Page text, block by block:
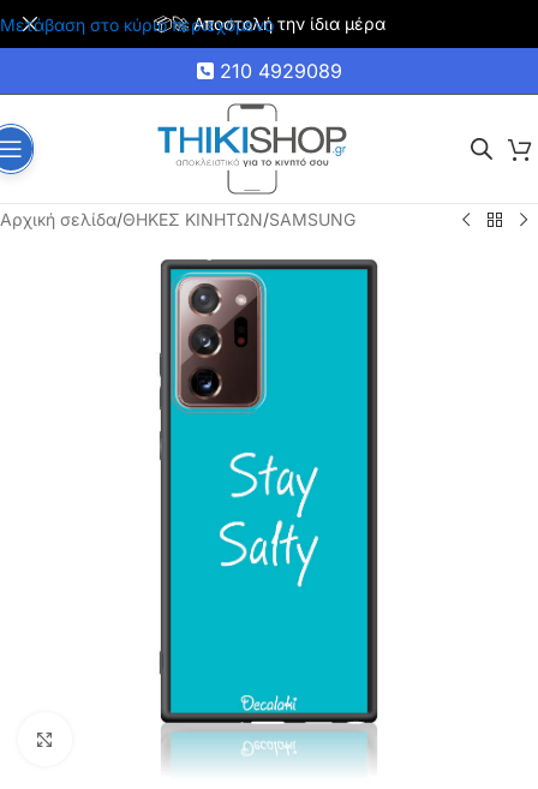
Μετάβαση στο κύριο περιεχόμενο
📦🚀 Αποστολή την ίδια μέρα
210 4929089
Αρχική σελίδα/ΘΗΚΕΣ ΚΙΝΗΤΩΝ/SAMSUNG